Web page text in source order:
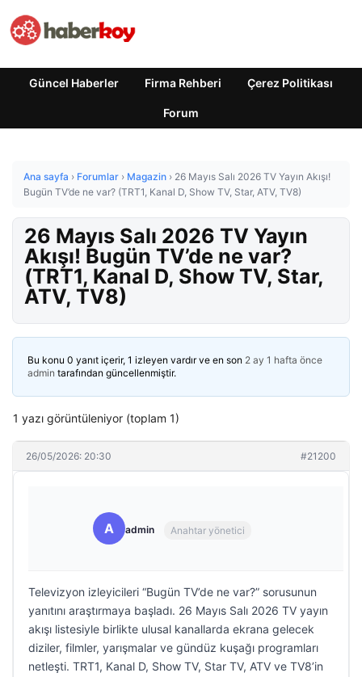
Güncel Haberler Firma Rehberi Çerez Politikası
Forum
Ana sayfa › Forumlar › Magazin › 26 Mayıs Salı 2026 TV Yayın Akışı!
Bugün TV’de ne var? (TRT1, Kanal D, Show TV, Star, ATV, TV8)
26 Mayıs Salı 2026 TV Yayın
Akışı! Bugün TV’de ne var?
(TRT1, Kanal D, Show TV, Star,
ATV, TV8)
Bu konu 0 yanıt içerir, 1 izleyen vardır ve en son 2 ay 1 hafta önce
admin tarafından güncellenmiştir.
1 yazı görüntüleniyor (toplam 1)
26/05/2026: 20:30 #21200
A admin Anahtar yönetici
Televizyon izleyicileri “Bugün TV’de ne var?” sorusunun
yanıtını araştırmaya başladı. 26 Mayıs Salı 2026 TV yayın
akışı listesiyle birlikte ulusal kanallarda ekrana gelecek
diziler, filmler, yarışmalar ve gündüz kuşağı programları
netleşti. TRT1, Kanal D, Show TV, Star TV, ATV ve TV8’in